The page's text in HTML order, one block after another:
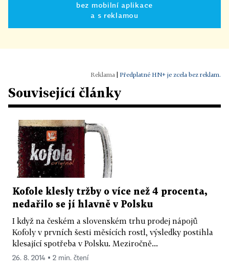
bez mobilní aplikace
a s reklamou
Předplatné HN+ je zcela bez reklam.
Související články
Kofole klesly tržby o více než 4 procenta,
nedařilo se jí hlavně v Polsku
I když na českém a slovenském trhu prodej nápojů
Kofoly v prvních šesti měsících rostl, výsledky postihla
klesající spotřeba v Polsku. Meziročně...
26. 8. 2014 ▪ 2 min. čtení